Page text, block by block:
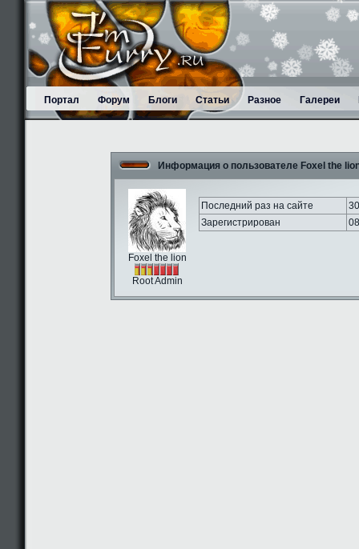
Портал Форум Блоги Статьи Разное Галереи
Информация о пользователе Foxel the
Foxel the lion
Root Admin
Последний раз на сайте
Зарегистрирован